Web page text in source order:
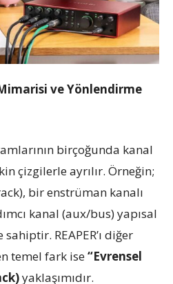
ve Yönlendirme
birçoğunda kanal
çizgilerle ayrılır. Örneğin;
bir enstrüman kanalı
kanal (aux/bus) yapısal
REAPER’ı diğer
temel fark ise“Evrensel
yaklaşımıdır.